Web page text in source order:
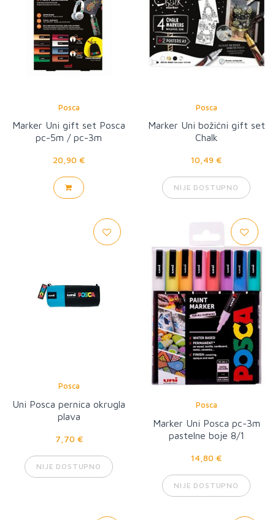
Posca
Marker Uni gift set Posca
pc-5m / pc-3m
20,90 €
Posca
Marker Uni božićni gift set
Chalk
10,49 €
NIJE DOSTUPNO
Posca
Uni Posca pernica okrugla
plava
7,70 €
NIJE DOSTUPNO
Posca
Marker Uni Posca pc-3m
pastelne boje 8/1
14,80 €
NIJE DOSTUPNO